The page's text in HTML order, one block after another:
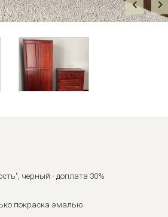
Prev Next
черный - доплата 30%
покраска эмалью.